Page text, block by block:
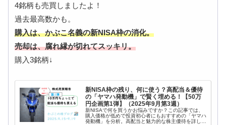
4銘柄も売買しましたよ！
過去最高数かも。
購入は、かぶこ名義の新NISA枠の消化。
売却は、腐れ縁が切れてスッキリ。
購入3銘柄↓
新NISA枠の残り、何に使う？高配当＆優待
の「ヤマハ発動機」で賢く埋める！【50万
円企画第1弾】（2025年9月第3週）
新NISAで何を買うかお悩みですか？この記事では、
購入価格が低めで投資初心者にもおすすめの「ヤマハ
発動機」を分析。高配当と魅力的な株主優待を詳しく